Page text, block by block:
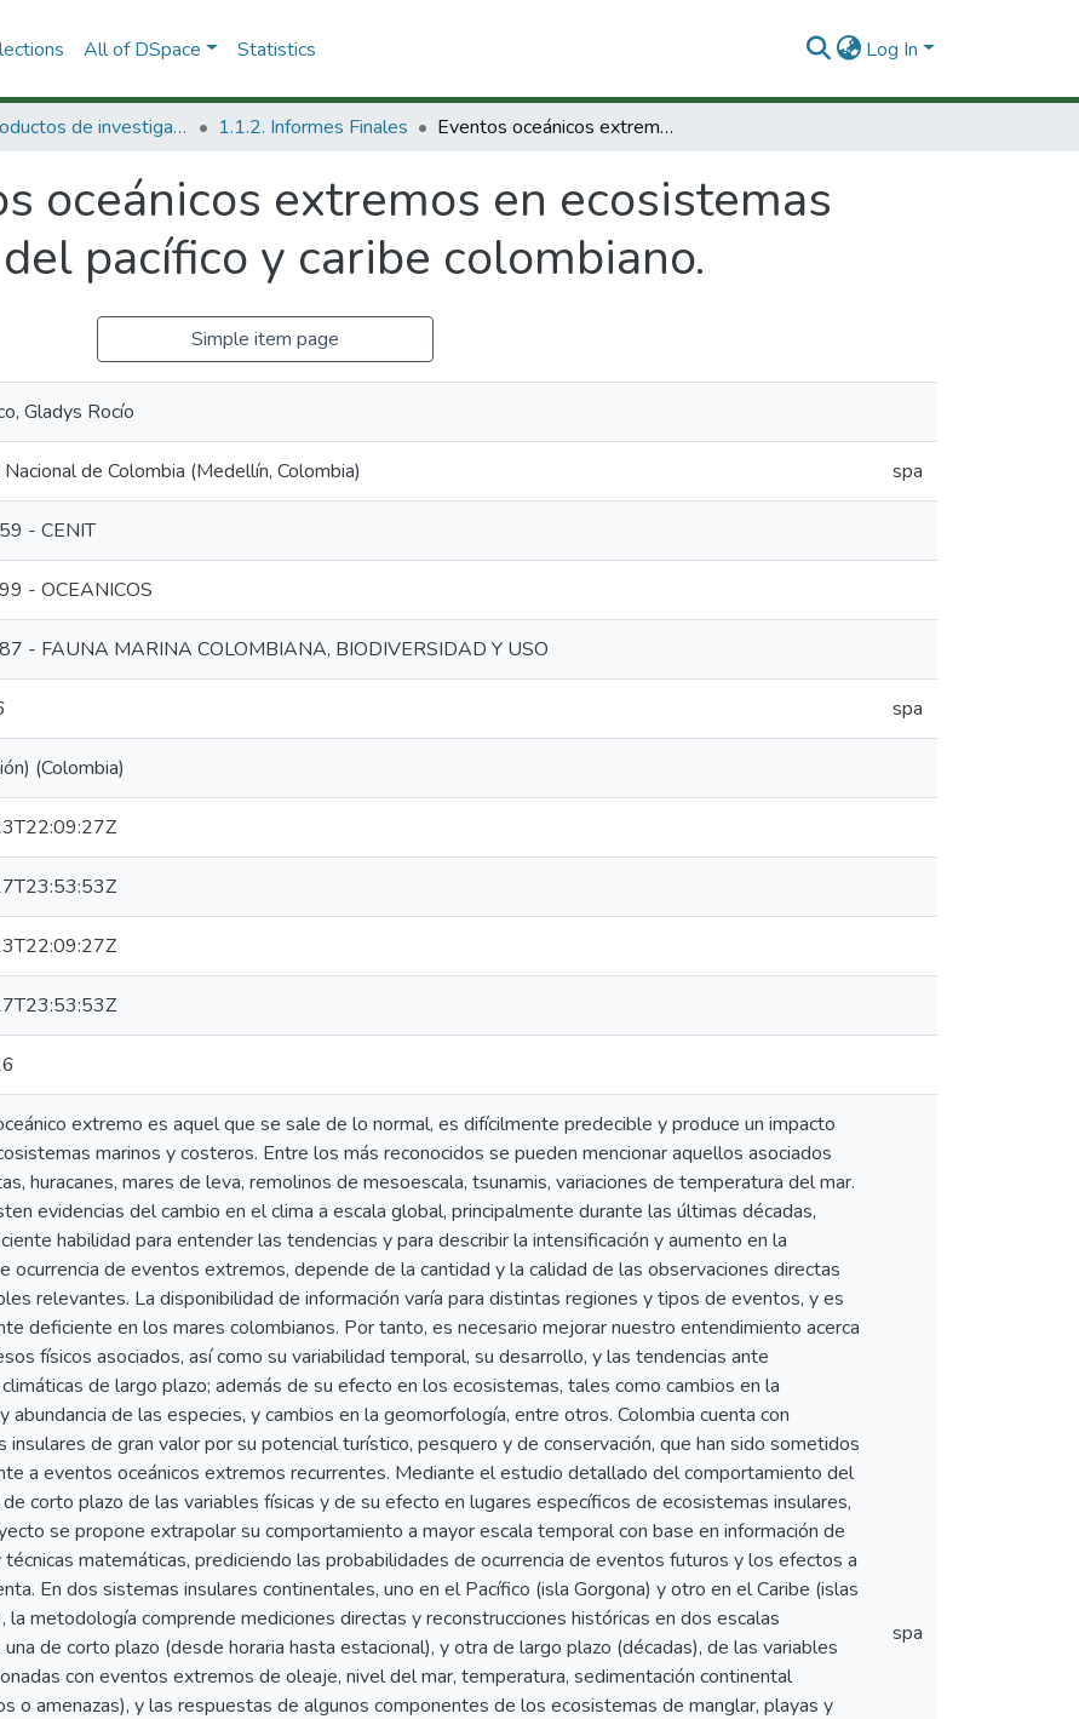
All of DSpace Statistics Log In
1.1 Productos de investigación 1.1.2. Informes Finales Eventos oceánicos extremos en ecosistemas costeros insulares del pacífico y caribe colombiano.
oceánicos extremos en ecosistemas
pacífico y caribe colombiano.
Simple item page
Gladys Rocío
de Colombia (Medellín, Colombia) spa
- CENIT
- OCEANICOS
- FAUNA MARINA COLOMBIANA, BIODIVERSIDAD Y USO
spa
(Colombia)
extremo es aquel que se sale de lo normal, es difícilmente predecible y produce un impacto
marinos y costeros. Entre los más reconocidos se pueden mencionar aquellos asociados
huracanes, mares de leva, remolinos de mesoescala, tsunamis, variaciones de temperatura del mar.
evidencias del cambio en el clima a escala global, principalmente durante las últimas décadas,
habilidad para entender las tendencias y para describir la intensificación y aumento en la
ocurrencia de eventos extremos, depende de la cantidad y la calidad de las observaciones directas
relevantes. La disponibilidad de información varía para distintas regiones y tipos de eventos, y es
deficiente en los mares colombianos. Por tanto, es necesario mejorar nuestro entendimiento acerca
físicos asociados, así como su variabilidad temporal, su desarrollo, y las tendencias ante
de largo plazo; además de su efecto en los ecosistemas, tales como cambios en la
abundancia de las especies, y cambios en la geomorfología, entre otros. Colombia cuenta con
insulares de gran valor por su potencial turístico, pesquero y de conservación, que han sido sometidos
a eventos oceánicos extremos recurrentes. Mediante el estudio detallado del comportamiento del
corto plazo de las variables físicas y de su efecto en lugares específicos de ecosistemas insulares,
se propone extrapolar su comportamiento a mayor escala temporal con base en información de
matemáticas, prediciendo las probabilidades de ocurrencia de eventos futuros y los efectos a
En dos sistemas insulares continentales, uno en el Pacífico (isla Gorgona) y otro en el Caribe (islas
la metodología comprende mediciones directas y reconstrucciones históricas en dos escalas
de corto plazo (desde horaria hasta estacional), y otra de largo plazo (décadas), de las variables
con eventos extremos de oleaje, nivel del mar, temperatura, sedimentación continental
o amenazas), y las respuestas de algunos componentes de los ecosistemas de manglar, playas y
spa